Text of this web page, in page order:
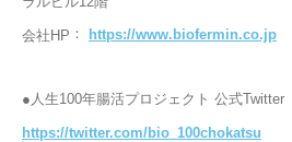
会社HP ： https://www.biofermin.co.jp
●人生100年腸活プロジェクト 公式Twitter
https://twitter.com/bio_100chokatsu